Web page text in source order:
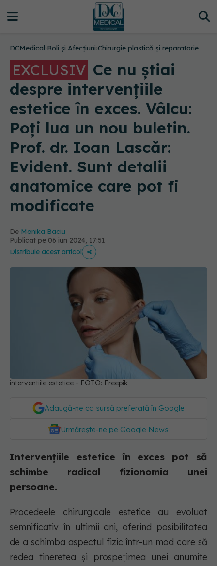
DCMedical›Boli și Afecțiuni›Chirurgie plastică și reparatorie
EXCLUSIV Ce nu știai
despre intervențiile
estetice în exces. Vâlcu:
Poți lua un nou buletin.
Prof. dr. Ioan Lascăr:
Evident. Sunt detalii
anatomice care pot fi
modificate
De Monika Baciu
Publicat pe 06 iun 2024, 17:51
Distribuie acest articol
interventiile estetice - FOTO: Freepik
Adaugă-ne ca sursă preferată în Google
Urmărește-ne pe Google News
Intervențiile estetice în exces pot să
schimbe radical fizionomia unei
persoane.
Procedeele chirurgicale estetice au evoluat
semnificativ în ultimii ani, oferind posibilitatea
de a schimba aspectul fizic într-un mod care să
redea tineretea și prospețimea unei anumite